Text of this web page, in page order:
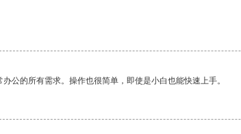
公的所有需求。操作也很简单，即使是小白也能快速上手。